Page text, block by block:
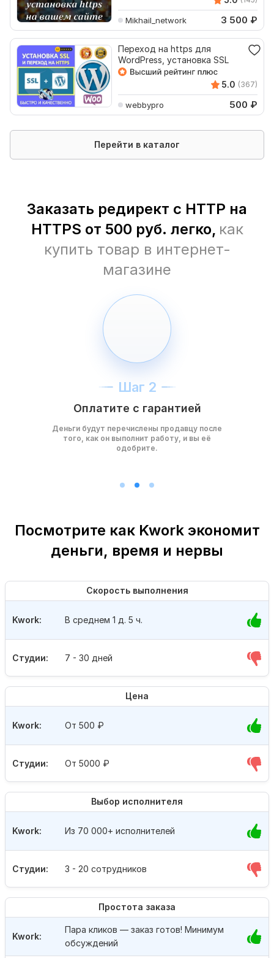
Mikhail_network 3 500 ₽
Переход на https для
WordPress, установка SSL
5.0 (367)
webbypro 500 ₽
Перейти в каталог
Заказать редирект с HTTP на
HTTPS от 500 руб. легко, как
купить товар в интернет-
магазине
Шаг 2
Оплатите с гарантией
Деньги будут перечислены продавцу после
того, как он выполнит работу, и вы её
одобрите.
Посмотрите как Kwork экономит
деньги, время и нервы
Скорость выполнения
Студии: 7 - 30 дней
Kwork: В среднем 1 д. 5 ч.
Цена
Студии: От 5000 ₽
Kwork: От 500 ₽
Выбор исполнителя
Студии: 3 - 20 сотрудников
Kwork: Из 70 000+ исполнителей
Простота заказа
Kwork:
Пара кликов — заказ готов! Минимум
обсуждений